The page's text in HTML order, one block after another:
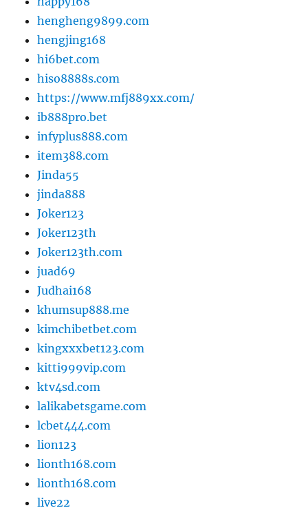
hengheng9899.com
hengjing168
hi6bet.com
hiso8888s.com
https://www.mfj889xx.com/
ib888pro.bet
infyplus888.com
item388.com
Jinda55
jinda888
Joker123
Joker123th
Joker123th.com
juad69
Judhai168
khumsup888.me
kimchibetbet.com
kingxxxbet123.com
kitti999vip.com
ktv4sd.com
lalikabetsgame.com
lcbet444.com
lion123
lionth168.com
lionth168.com
live22